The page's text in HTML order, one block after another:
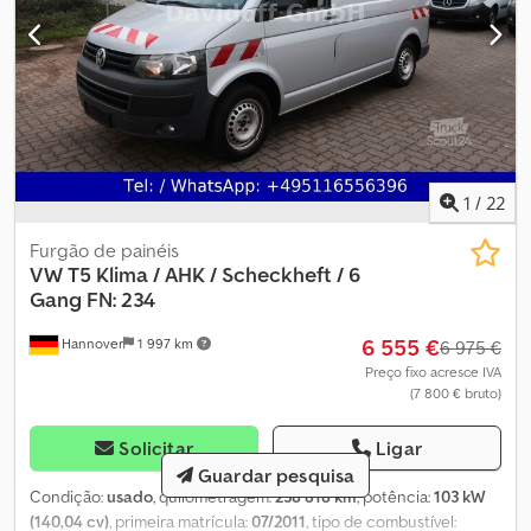
3.000 kg Interior Interior: preto Consumo Consumo médio de
combustível: 7,8 l/100km Dkodpjzky Hcsfx Abyer Consumo de
combustível em ambiente urbano: 8,7 l/100km Consumo de
combustível em ambiente extra-urbano: 7,3 l/100km Manutenção,
histórico e estado Manuais: Disponíveis Inspeção Técnica
Periódica (ITP): válida até 03/2027 Número de chaves: 2 (2
comandos à distância) Segurança do produto Fabricante:
Oostland Automobielen Wasaweg 22 9723JD GRONINGEN, NL
1 / 22
Hannover 1 997 km
Furgão de painéis
VWT5 Klima / AHK / Scheckheft / 6
Gang FN: 234
6 555 €6 975 €
Preço fixo acresce IVA
(7 800 € bruto)
Solicitar Ligar
Condição:usado, quilometragem:238 818 km, potência:103 kW
(140,04 cv) , primeira matrícula:07/2011 , tipo de combustível:
Guardar pesquisa